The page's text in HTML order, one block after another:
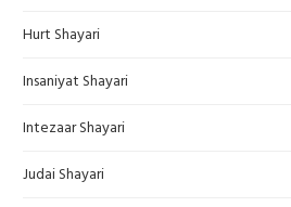
Hurt Shayari
Insaniyat Shayari
Intezaar Shayari
Judai Shayari